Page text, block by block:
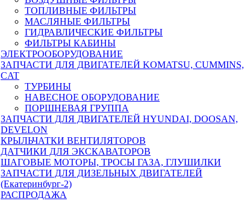
ТОПЛИВНЫЕ ФИЛЬТРЫ
МАСЛЯНЫЕ ФИЛЬТРЫ
ГИДРАВЛИЧЕСКИЕ ФИЛЬТРЫ
ФИЛЬТРЫ КАБИНЫ
ЭЛЕКТРООБОРУДОВАНИЕ
ЗАПЧАСТИ ДЛЯ ДВИГАТЕЛЕЙ KOMATSU, CUMMINS,
CAT
ТУРБИНЫ
НАВЕСНОЕ ОБОРУДОВАНИЕ
ПОРШНЕВАЯ ГРУППА
ЗАПЧАСТИ ДЛЯ ДВИГАТЕЛЕЙ HYUNDAI, DOOSAN,
DEVELON
КРЫЛЬЧАТКИ ВЕНТИЛЯТОРОВ
ДАТЧИКИ ДЛЯ ЭКСКАВАТОРОВ
ШАГОВЫЕ МОТОРЫ, ТРОСЫ ГАЗА, ГЛУШИЛКИ
ЗАПЧАСТИ ДЛЯ ДИЗЕЛЬНЫХ ДВИГАТЕЛЕЙ
(Екатеринбург-2)
РАСПРОДАЖА